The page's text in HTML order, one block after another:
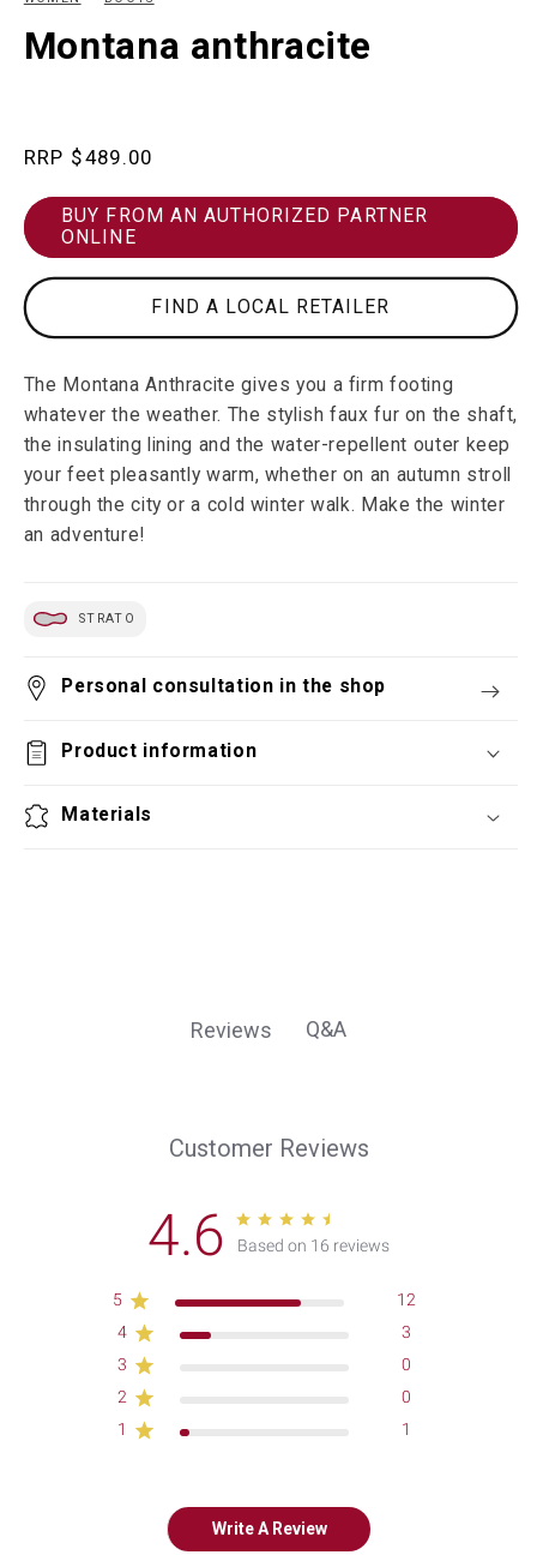
Montana anthracite
Regular$489.00
BUY FROM AN AUTHORIZED PARTNER
ONLINE
FIND A LOCAL RETAILER
The Montana Anthracite gives you a firm footing
whatever the weather. The stylish faux fur on the shaft,
the insulating lining and the water-repellent outer keep
your feet pleasantly warm, whether on an autumn stroll
through the city or a cold winter walk. Make the winter
an adventure!
STRATO
Personal consultation in the shop
Product information
Materials
Reviews Q&A
Customer Reviews
4.6 Based on 16 reviews
5
12
4
3
3
0
2
0
1
1
Write A Review